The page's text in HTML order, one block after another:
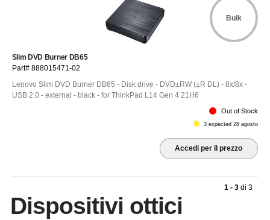
Bulk
Slim DVD Burner DB65
Part# 888015471-02
Lenovo Slim DVD Burner DB65 - Disk drive - DVD±RW (±R DL) - 8x/8x -
USB 2.0 - external - black - for ThinkPad L14 Gen 4 21H6
Out of Stock
3 expected 28 agosto
Accedi per il prezzo
1 - 3 di3
Dispositivi ottici